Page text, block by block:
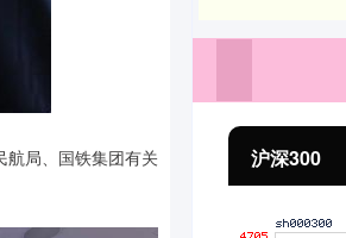
航局、国铁集团有关
1.42% 沪深300 4694.44